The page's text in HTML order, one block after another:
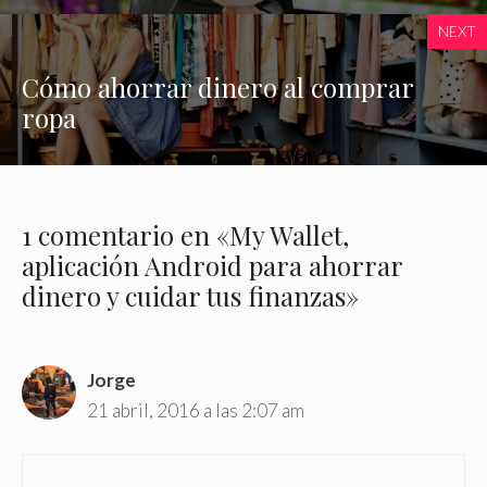
NEXT
Cómo ahorrar dinero al comprar
ropa
1 comentario en «My Wallet,
aplicación Android para ahorrar
dinero y cuidar tus finanzas»
Jorge
21 abril, 2016 a las 2:07 am